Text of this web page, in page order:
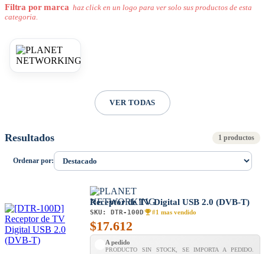
Filtra por marca haz click en un logo para ver solo sus productos de esta
categoria.
VER TODAS
Resultados 1 productos
Ordenar por:
Receptor de TV Digital USB 2.0 (DVB-T)
SKU: DTR-100D #1 mas vendido
$17.612
A pedido
PRODUCTO SIN STOCK, SE IMPORTA A PEDIDO.